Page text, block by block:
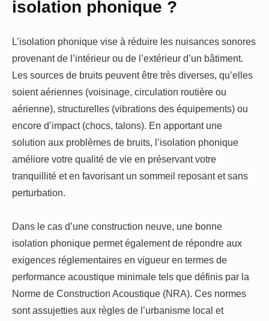
isolation phonique ?
L’isolation phonique vise à réduire les nuisances sonores
provenant de l’intérieur ou de l’extérieur d’un bâtiment.
Les sources de bruits peuvent être très diverses, qu’elles
soient aériennes (voisinage, circulation routière ou
aérienne), structurelles (vibrations des équipements) ou
encore d’impact (chocs, talons). En apportant une
solution aux problèmes de bruits, l’isolation phonique
améliore votre qualité de vie en préservant votre
tranquillité et en favorisant un sommeil reposant et sans
perturbation.
Dans le cas d’une construction neuve, une bonne
isolation phonique permet également de répondre aux
exigences réglementaires en vigueur en termes de
performance acoustique minimale tels que définis par la
Norme de Construction Acoustique (NRA). Ces normes
sont assujetties aux règles de l’urbanisme local et